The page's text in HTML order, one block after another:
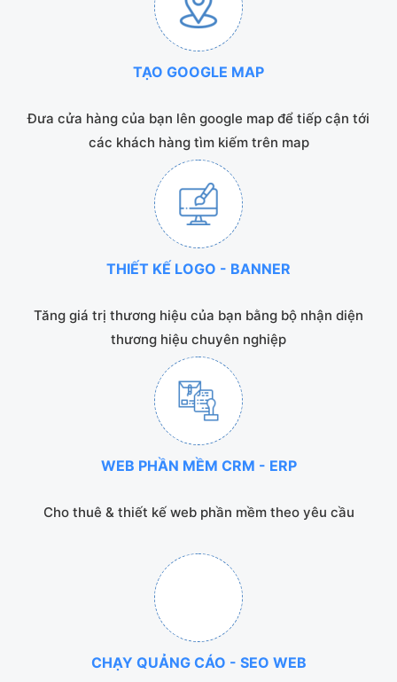
TẠO GOOGLE MAP
Đưa cửa hàng của bạn lên google map để tiếp cận tới
các khách hàng tìm kiếm trên map
THIẾT KẾ LOGO - BANNER
Tăng giá trị thương hiệu của bạn bằng bộ nhận diện
thương hiệu chuyên nghiệp
WEB PHẦN MỀM CRM - ERP
Cho thuê & thiết kế web phần mềm theo yêu cầu
CHẠY QUẢNG CÁO - SEO WEB